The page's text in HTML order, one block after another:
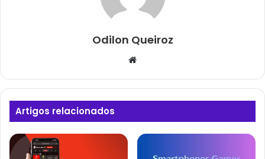
Odilon Queiroz
Website
Artigos relacionados